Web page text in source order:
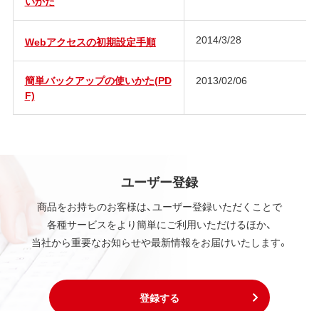
Webアクセスの初期設定手順 2014/3/28
簡単バックアップの使いかた(PD
F)
2013/02/06
ユーザー登録
商品をお持ちのお客様は、ユーザー登録いただくことで
各種サービスをより簡単にご利用いただけるほか、
当社から重要なお知らせや最新情報をお届けいたします。
登録する